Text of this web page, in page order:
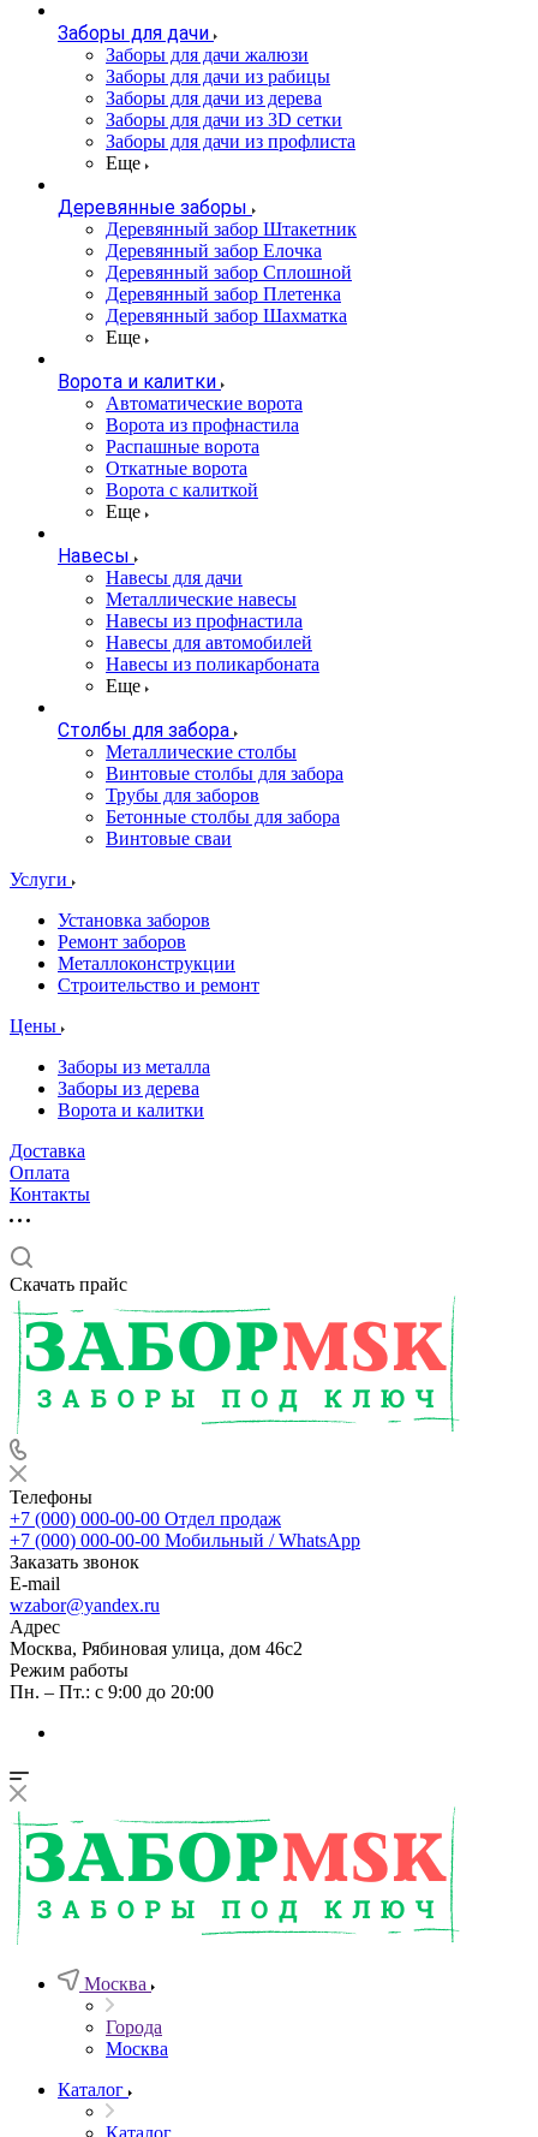
Заборы для дачи
Заборы для дачи жалюзи
Заборы для дачи из рабицы
Заборы для дачи из дерева
Заборы для дачи из 3D сетки
Заборы для дачи из профлиста
Еще
Деревянные заборы
Деревянный забор Штакетник
Деревянный забор Елочка
Деревянный забор Сплошной
Деревянный забор Плетенка
Деревянный забор Шахматка
Еще
Ворота и калитки
Автоматические ворота
Ворота из профнастила
Распашные ворота
Откатные ворота
Ворота с калиткой
Еще
Навесы
Навесы для дачи
Металлические навесы
Навесы из профнастила
Навесы для автомобилей
Навесы из поликарбоната
Еще
Столбы для забора
Металлические столбы
Винтовые столбы для забора
Трубы для заборов
Бетонные столбы для забора
Винтовые сваи
Услуги
Установка заборов
Ремонт заборов
Металлоконструкции
Строительство и ремонт
Цены
Заборы из металла
Заборы из дерева
Ворота и калитки
Доставка
Оплата
Контакты
Скачать прайс
Телефоны
+7 (000) 000-00-00 Отдел продаж
+7 (000) 000-00-00 Мобильный / WhatsApp
Заказать звонок
E-mail
wzabor@yandex.ru
Адрес
Москва, Рябиновая улица, дом 46с2
Режим работы
Пн. – Пт.: с 9:00 до 20:00
Москва
Города
Москва
Каталог
Каталог